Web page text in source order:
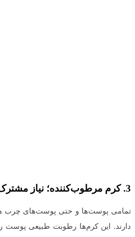
3. کرم مرطوب‌کننده؛ نیاز
تمامی پوست‌ها و حتی پوست‌های چرب
دارند. این کرم‌ها رطوبت طبیعی